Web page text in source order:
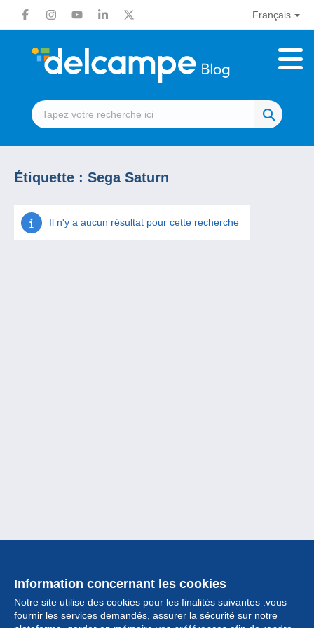
Français
Étiquette : Sega Saturn
Il n'y a aucun résultat pour cette recherche
Information concernant les cookies
Notre site utilise des cookies pour les finalités suivantes :vous
fournir les services demandés, assurer la sécurité sur notre